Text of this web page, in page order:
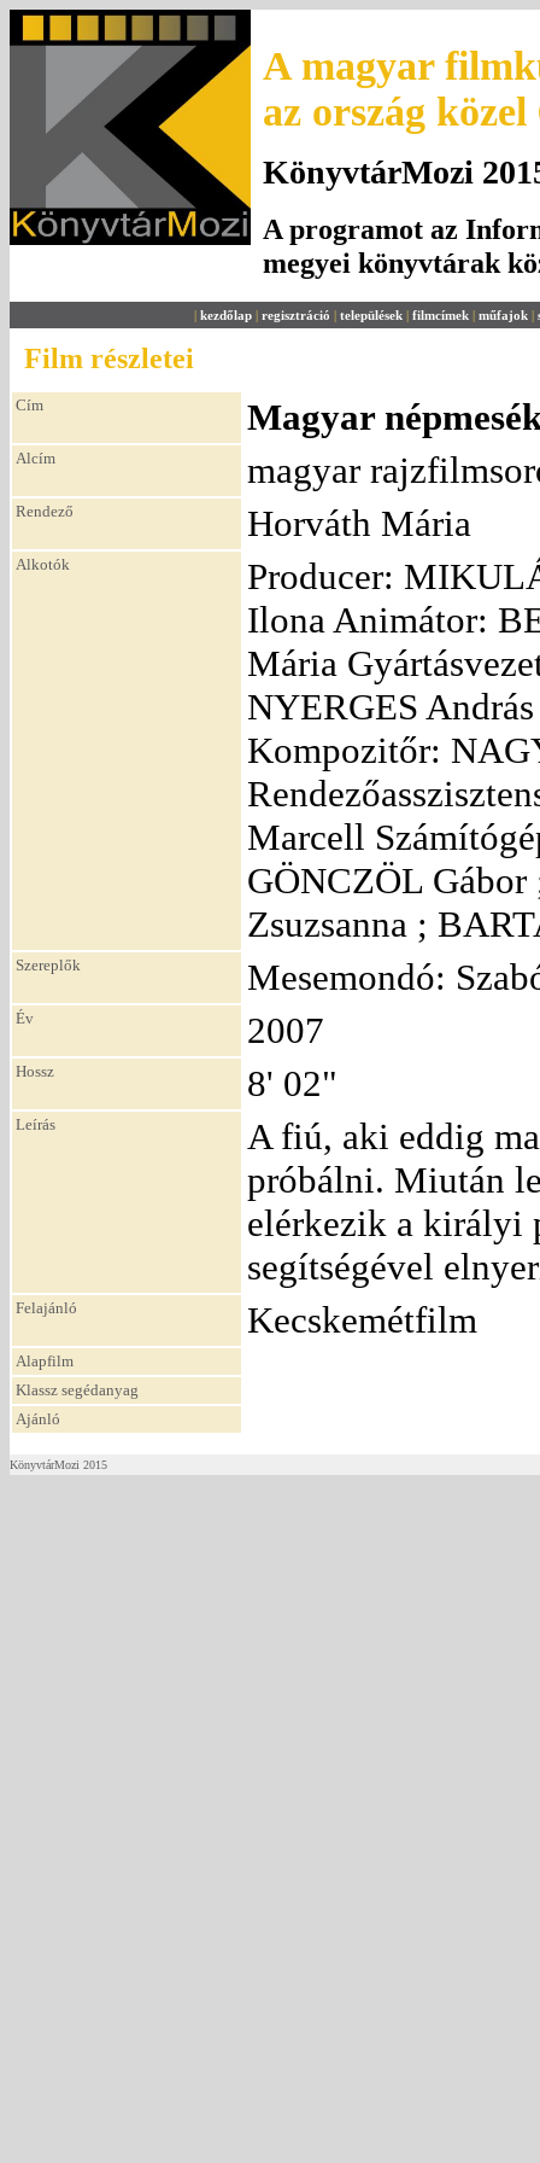
A magyar
az ország
KönyvtárMozi
A programot az
megyei könyvtárak
| kezdőlap | regisztráció | települések | filmcímek | műfajok |
Film részletei
Cím Magyar
Alcím magyar
Rendező Horváth Mária
Alkotók
Producer:
Ilona Animátor:
Mária
NYERGES
Kompozitőr:
Marcell
GÖNCZÖL
Zsuzsanna ;
Szereplők Mesemondó:
Év 2007
Hossz 8' 02"
Leírás
A fiú, aki eddig
próbálni. Miután
elérkezik a királyi
segítségével
Felajánló Kecskemétfilm
Alapfilm
Klassz segédanyag
Ajánló
KönyvtárMozi 2015